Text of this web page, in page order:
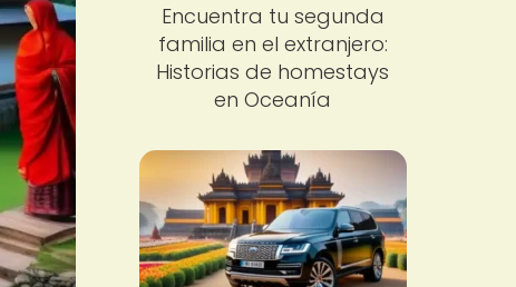
Encuentra tu segunda
familia en el extranjero:
Historias de homestays
en Oceanía